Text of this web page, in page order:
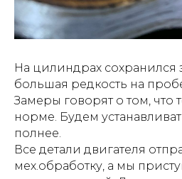
На цилиндрах сохранился
большая редкость на
Замеры говорят о том, что
норме. Будем
полнее.
Все детали двигателя
мех.обработку, а мы